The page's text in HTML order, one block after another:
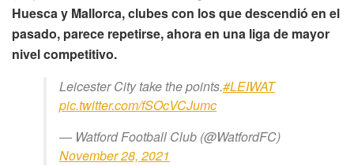
Huesca y Mallorca, clubes con los que descendió en el
pasado, parece repetirse, ahora en una liga de mayor
nivel competitivo.
Leicester City take the points.#LEIWAT
pic.twitter.com/fSOcVCJumc
— Watford Football Club (@WatfordFC)
November 28, 2021